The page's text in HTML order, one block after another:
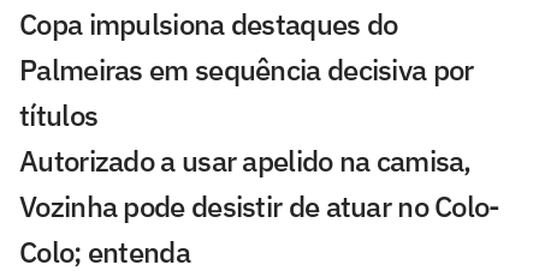
Copa impulsiona destaques do
Palmeiras em sequência decisiva por
títulos
Autorizado a usar apelido na camisa,
Vozinha pode desistir de atuar no Colo-
Colo; entenda